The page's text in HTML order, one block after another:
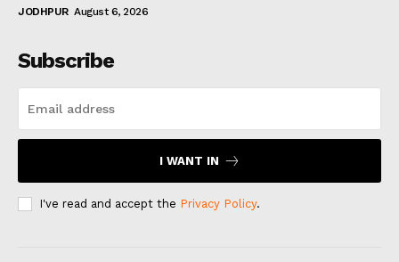
JODHPUR August 6, 2026
Subscribe
I WANT IN
I've read and accept the Privacy Policy.